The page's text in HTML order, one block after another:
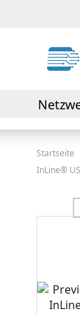
Startseite
InLine®